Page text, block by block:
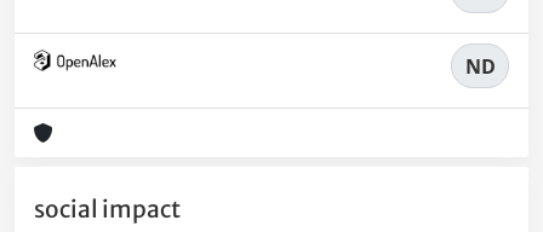
ND
social impact